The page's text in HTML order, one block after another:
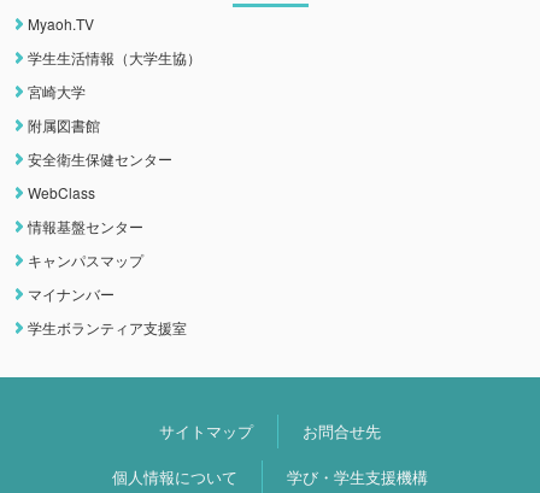
Myaoh.TV
学生生活情報（大学生協）
宮崎大学
附属図書館
安全衛生保健センター
WebClass
情報基盤センター
キャンパスマップ
マイナンバー
学生ボランティア支援室
サイトマップ
お問合せ先
個人情報について
学び・学生支援機構